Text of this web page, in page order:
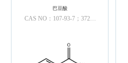
巴豆酸
CAS NO：107-93-7；3724-